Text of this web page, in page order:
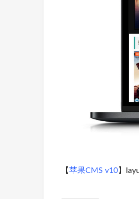
【苹果CMS v10】